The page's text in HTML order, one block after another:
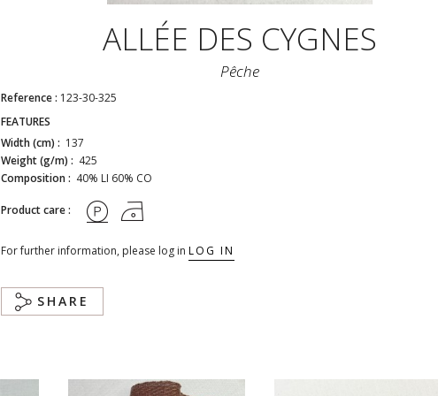
ALLÉE DES CYGNES
Pêche
Reference : 123-30-325
FEATURES
Width (cm) : 137
Weight (g/m) : 425
Composition : 40% LI 60% CO
Product care :
For further information, please log in LOG IN
SHARE